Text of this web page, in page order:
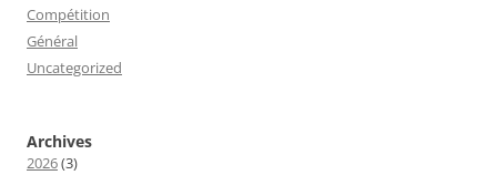
Compétition
Général
Uncategorized
Archives
2026(3)